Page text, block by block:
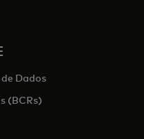
Dados
(BCRs)